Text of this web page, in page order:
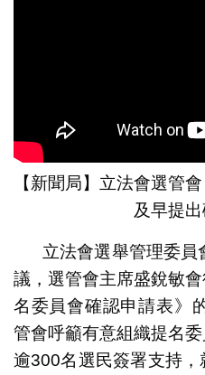
【新聞局】立法會選管
及早提
立法會選舉管理委
議，選管會主席盛銳敏
名委員會確認申請表》
管會呼籲有意組織提名
逾300名選民簽署支持